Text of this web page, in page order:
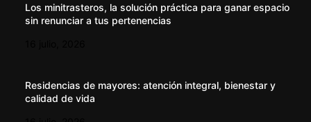
Los minitrasteros, la solución práctica para ganar espacio
sin renunciar a tus pertenencias
Residencias de mayores: atención integral, bienestar y
calidad de vida